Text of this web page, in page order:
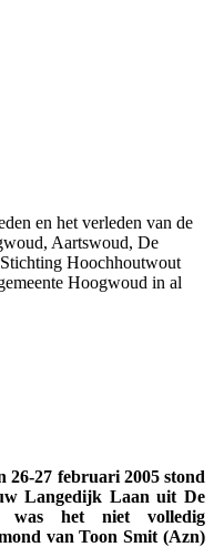
en het verleden van de
Aartswoud, De
Hoochhoutwout
Hoogwoud in al
26-27 februari 2005 stond
Langedijk Laan uit De
was het niet volledig
van Toon Smit (Azn)